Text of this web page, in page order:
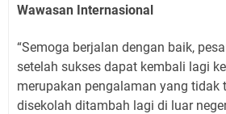
Wawasan Internasional
“Semoga berjalan dengan baik,
setelah sukses dapat kembali lagi
merupakan pengalaman yang tidak
disekolah ditambah lagi di luar